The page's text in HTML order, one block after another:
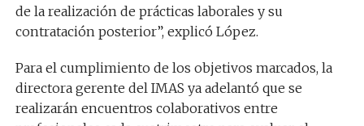
de la realización de prácticas laborales y su
contratación posterior”, explicó López.
Para el cumplimiento de los objetivos marcados, la
directora gerente del IMAS ya adelantó que se
realizarán encuentros colaborativos entre